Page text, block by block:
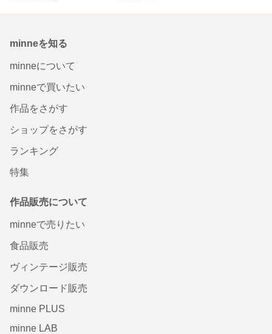
minneを知る
minneについて
minneで買いたい
作品をさがす
ショップをさがす
ランキング
特集
作品販売について
minneで売りたい
食品販売
ヴィンテージ販売
ダウンロード販売
minne PLUS
minne LAB